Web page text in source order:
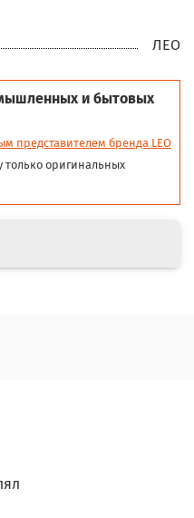
ЛЕО
и бытовых
представителем бренда LEO
только оригинальных